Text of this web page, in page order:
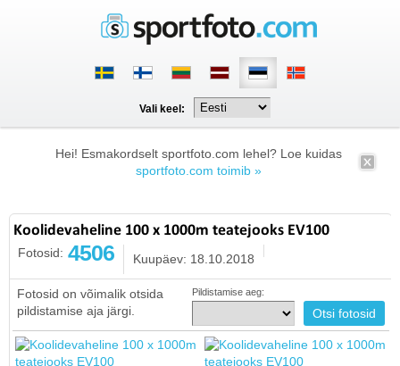
Vali keel:
Hei! Esmakordselt sportfoto.com lehel? Loe kuidas
sportfoto.com toimib »
Koolidevaheline 100 x 1000m teatejooks EV100
Fotosid: 4506 Kuupäev: 18.10.2018
Fotosid on võimalik otsida
pildistamise aja järgi.
Pildistamise aeg: